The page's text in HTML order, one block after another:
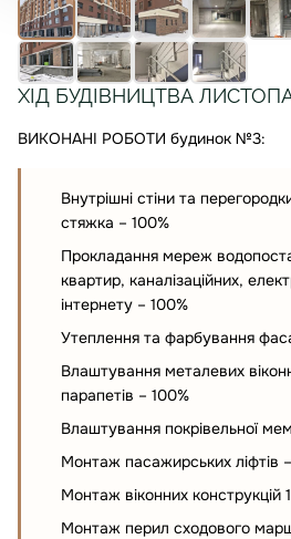
ХІД БУДІВНИЦТВА
ВИКОНАНІ РОБОТИ будинок №3:
Внутрішні стіни та
стяжка – 100%
Прокладання мереж
квартир, каналізаційних,
інтернету – 100%
Утеплення та фарбування
Влаштування металевих
парапетів – 100%
Влаштування покрівельної
Монтаж пасажирських ліфтів
Монтаж віконних конструкцій
Монтаж перил сходового